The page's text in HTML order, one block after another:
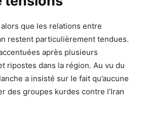
que les relations entre
restent particulièrement tendues.
après plusieurs
ripostes dans la région. Au vu du
a insisté sur le fait qu’aucune
des groupes kurdes contre l’Iran